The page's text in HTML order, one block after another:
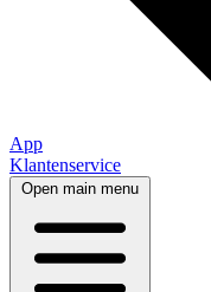
App
Klantenservice
Open main menu